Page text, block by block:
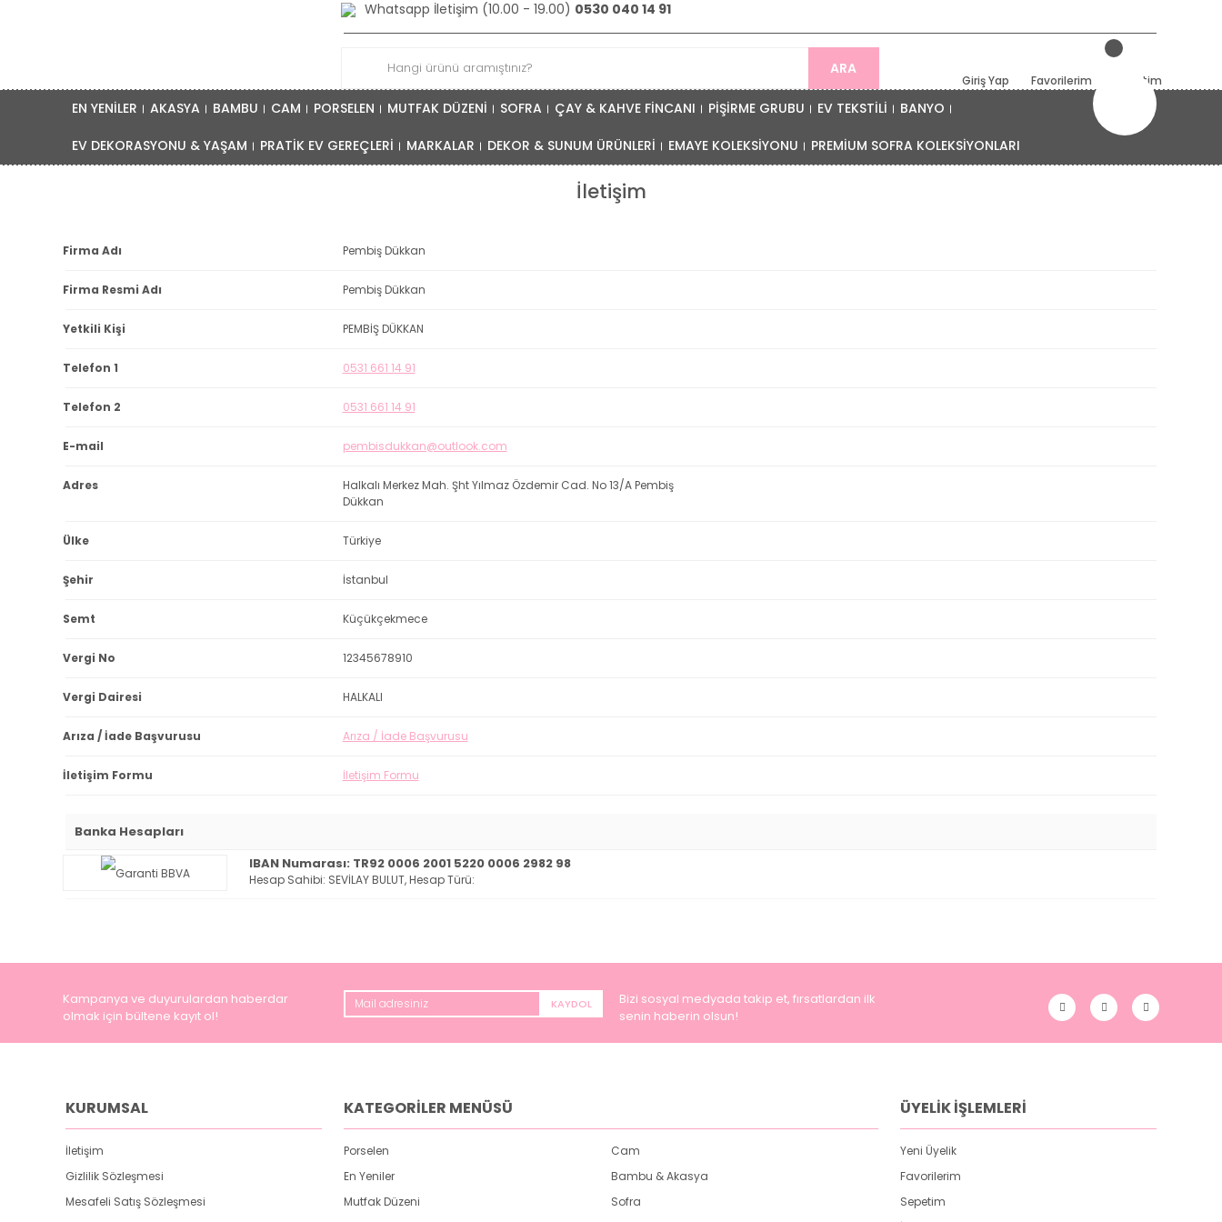
Whatsapp İletişim (10.00 - 19.00) 0530 040 14 91
ARA
Giriş Yap Favorilerim Sepetim
EN YENİLER AKASYA BAMBU CAM PORSELEN MUTFAK DÜZENİ SOFRA ÇAY & KAHVE FİNCANI PİŞİRME GRUBU EV TEKSTİLİ BANYO
EV DEKORASYONU & YAŞAM PRATİK EV GEREÇLERİ MARKALAR DEKOR & SUNUM ÜRÜNLERİ EMAYE KOLEKSİYONU PREMİUM SOFRA KOLEKSİYONLARI
İletişim
Firma Adı Pembiş Dükkan
Firma Resmi Adı Pembiş Dükkan
Yetkili Kişi PEMBİŞ DÜKKAN
Telefon 1 0531 661 14 91
Telefon 2 0531 661 14 91
E-mail pembisdukkan@outlook.com
Adres
Halkalı Merkez Mah. Şht Yılmaz Özdemir Cad. No 13/A Pembiş
Dükkan
Ülke Türkiye
Şehir İstanbul
Semt Küçükçekmece
Vergi No 12345678910
Vergi Dairesi HALKALI
Arıza / İade Başvurusu Arıza / İade Başvurusu
İletişim Formu İletişim Formu
Banka Hesapları
IBAN Numarası: TR92 0006 2001 5220 0006 2982 98
Hesap Sahibi: SEVİLAY BULUT, Hesap Türü:
Kampanya ve duyurulardan haberdar
olmak için bültene kayıt ol!
KAYDOL
Bizi sosyal medyada takip et, fırsatlardan ilk
senin haberin olsun!
KURUMSAL
İletişim
Gizlilik Sözleşmesi
Mesafeli Satış Sözleşmesi
KATEGORİLER MENÜSÜ
Porselen
Cam
En Yeniler
Bambu & Akasya
Mutfak Düzeni
Sofra
ÜYELİK İŞLEMLERİ
Yeni Üyelik
Favorilerim
Sepetim